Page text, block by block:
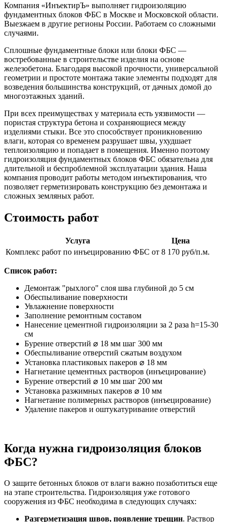
Компания «ИнъектирЪ» выполняет гидроизоляцию
фундаментных блоков ФБС в Москве и Московской области.
Выезжаем в другие регионы России. Работаем со сложными
случаями.
Сплошные фундаментные блоки или блоки ФБС —
востребованные в строительстве изделия на основе
железобетона. Благодаря высокой прочности, универсальной
геометрии и простоте монтажа такие элементы подходят для
возведения большинства конструкций, от дачных домой до
многоэтажных зданий.
При всех преимуществах у материала есть уязвимости —
пористая структура бетона и сохраняющиеся между
изделиями стыки. Все это способствует проникновению
влаги, которая со временем разрушает швы, ухудшает
теплоизоляцию и попадает в помещения. Именно поэтому
гидроизоляция фундаментных блоков ФБС обязательна для
длительной и беспроблемной эксплуатации здания. Наша
компания проводит работы методом инъектирования, что
позволяет герметизировать конструкцию без демонтажа и
сложных земляных работ.
Стоимость работ
Услуга
Цена
Комплекс работ по инъецированию ФБС от 8 170 руб/п.м.
Список работ:
Демонтаж "рыхлого" слоя шва глубиной до 5 см
Обеспыливание поверхности
Увлажнение поверхности
Заполнение ремонтным составом
Нанесение цементной гидроизоляции за 2 раза h=15-30
см
Бурение отверстий ⌀ 18 мм шаг 300 мм
Обеспыливание отверстий сжатым воздухом
Установка пластиковых пакеров ⌀ 18 мм
Нагнетание цементных растворов (инъецирование)
Бурение отверстий ⌀ 10 мм шаг 200 мм
Установка разжимных пакеров ⌀ 10 мм
Нагнетание полимерных растворов (инъецирование)
Удаление пакеров и оштукатуривание отверстий
Когда нужна гидроизоляция блоков
ФБС?
О защите бетонных блоков от влаги важно позаботиться еще
на этапе строительства. Гидроизоляция уже готового
сооружения из ФБС необходима в следующих случаях:
Разгерметизация швов, появление трещин. Раствор